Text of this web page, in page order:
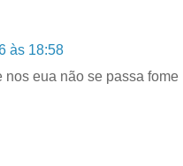
às 18:58
eua não se passa fome